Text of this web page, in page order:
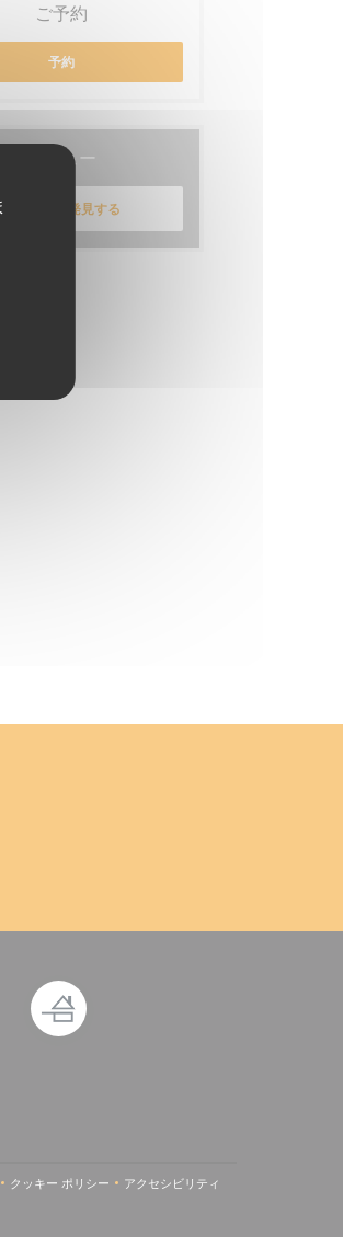
ご予約
予約
メニュー
メニューを発見する
ます))
ィンドウで開きます))
クッキー ポリシー((新しいウィンドウで開きます))
アクセシビリティ((新しいウィンドウで開きます))